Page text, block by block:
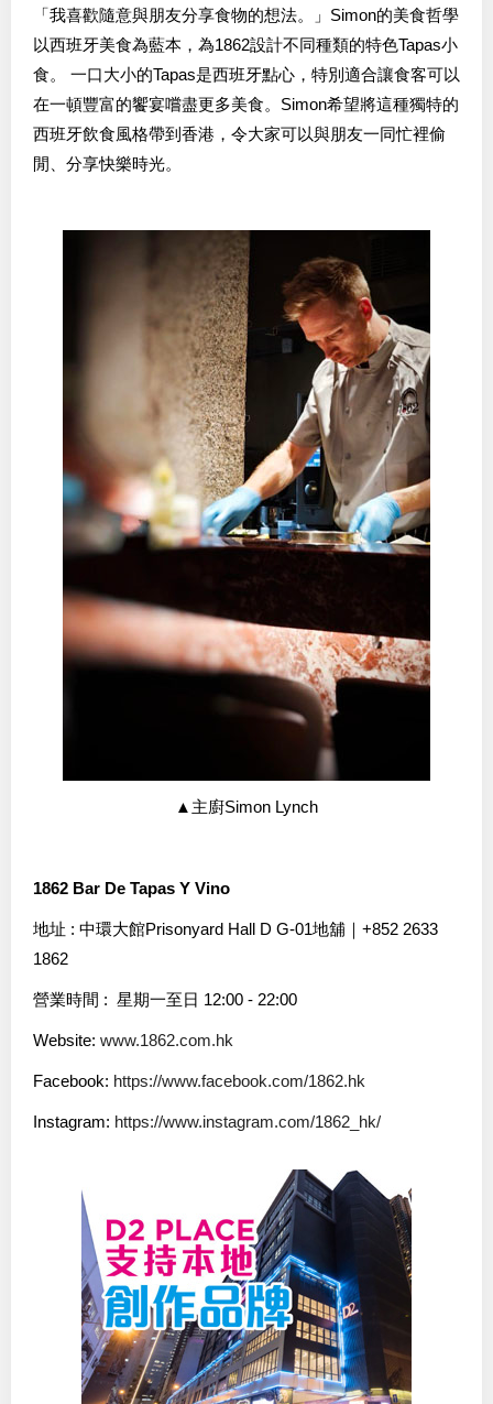
「我喜歡隨意與朋友分享食物的想法。」Simon的美食哲學
以西班牙美食為藍本，為1862設計不同種類的特色Tapas小
食。 一口大小的Tapas是西班牙點心，特別適合讓食客可以
在一頓豐富的饗宴嚐盡更多美食。Simon希望將這種獨特的
西班牙飲食風格帶到香港，令大家可以與朋友一同忙裡偷
閒、分享快樂時光。
▲主廚Simon Lynch
1862 Bar De Tapas Y Vino
地址 : 中環大館Prisonyard Hall D G-01地舖｜+852 2633
1862
營業時間 : 星期一至日 12:00 - 22:00
Website: www.1862.com.hk
Facebook: https://www.facebook.com/1862.hk
Instagram: https://www.instagram.com/1862_hk/